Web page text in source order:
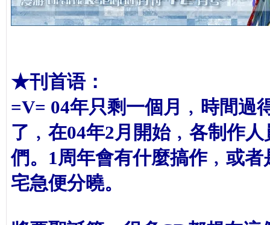
★刊首语：
=V= 04年只剩一個月﹐時間過
了﹐在04年2月開始﹐各制作
們。1周年會有什麼搞作﹐或
宅急便分曉。